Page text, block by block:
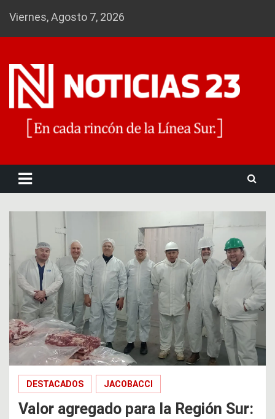
Viernes, Agosto 7, 2026
DESTACADOS JACOBACCI
Valor agregado para la Región Sur: